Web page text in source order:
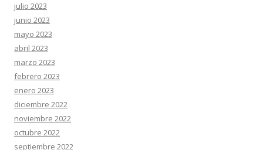
julio 2023
junio 2023
mayo 2023
abril 2023
marzo 2023
febrero 2023
enero 2023
diciembre 2022
noviembre 2022
octubre 2022
septiembre 2022